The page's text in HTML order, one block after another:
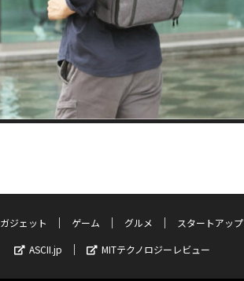
ガジェット ゲーム グルメ スタートアップ
ASCII.jp
MITテクノロジーレビュー